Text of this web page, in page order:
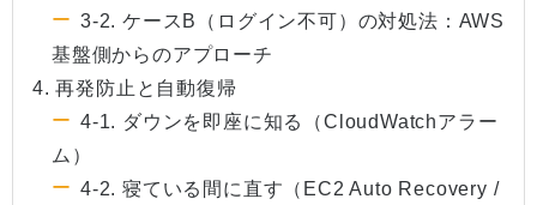
3-2. ケースB（ログイン不可）の対処法：AWS
基盤側からのアプローチ
4. 再発防止と自動復帰
4-1. ダウンを即座に知る（CloudWatchアラー
ム）
4-2. 寝ている間に直す（EC2 Auto Recovery /